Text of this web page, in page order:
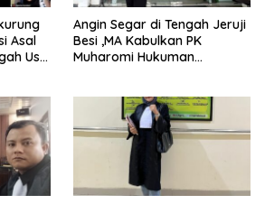
Asal
Usai
Angin Segar di Tengah Jeruji
Besi ,MA Kabulkan PK
Muharomi Hukuman